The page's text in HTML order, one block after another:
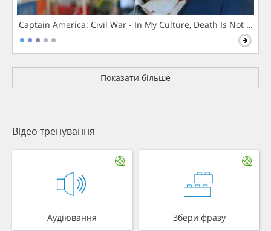
Captain America: Civil War - In My Culture, Death Is Not The
Показати більше
Відео тренування
Аудіювання Збери фразу